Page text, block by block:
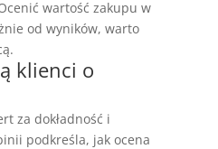
wartość zakupu w
od wyników, warto
klienci o
za dokładność i
podkreśla, jak ocena